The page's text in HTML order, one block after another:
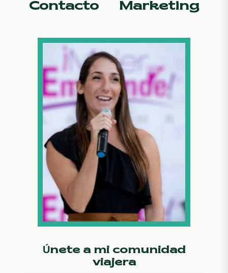
Contacto
Marketing
Únete a mi comunidad
viajera